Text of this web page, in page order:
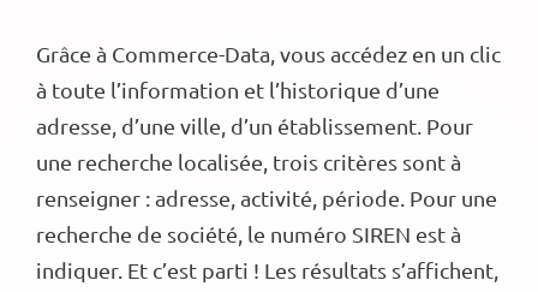
Grâce à Commerce-Data, vous accédez en un clic
à toute l’information et l’historique d’une
adresse, d’une ville, d’un établissement. Pour
une recherche localisée, trois critères sont à
renseigner : adresse, activité, période. Pour une
recherche de société, le numéro SIREN est à
indiquer. Et c’est parti ! Les résultats s’affichent,